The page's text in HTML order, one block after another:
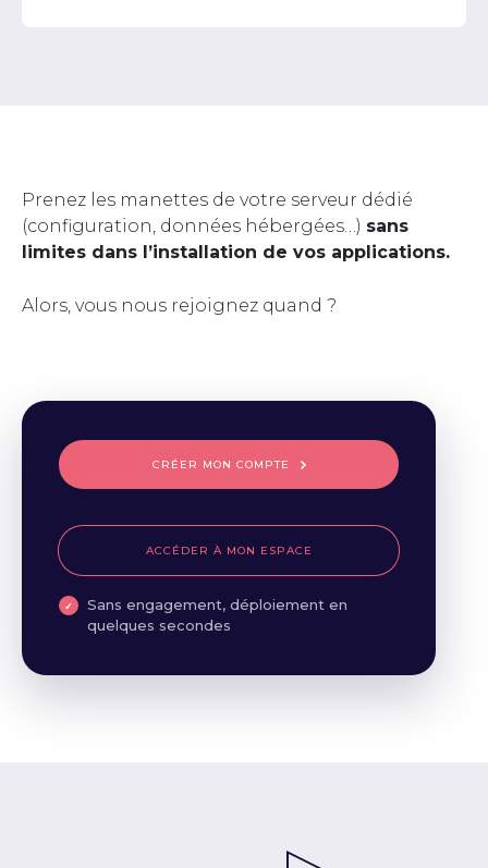
Prenez les manettes de votre serveur dédié
(configuration, données hébergées…) sans
limites dans l’installation de vos applications.
Alors, vous nous rejoignez quand ?
CRÉER MON COMPTE
ACCÉDER À MON ESPACE
Sans engagement, déploiement en
quelques secondes